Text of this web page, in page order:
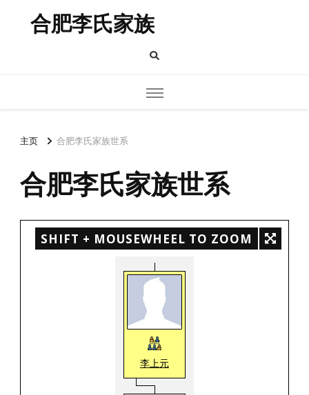
合肥李氏家族
主页 合肥李氏家族世系
合肥李氏家族世系
SHIFT + MOUSEWHEEL TO ZOOM
李上元